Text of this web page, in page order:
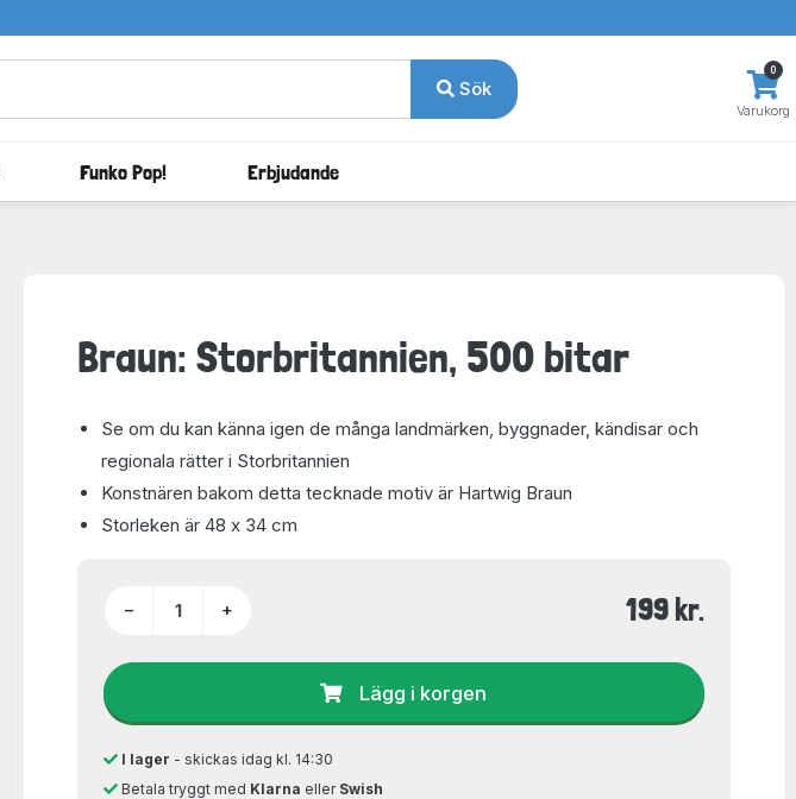
Sök
Varukorg
0
Funko Pop! Erbjudande
Braun: Storbritannien, 500 bitar
Se om du kan känna igen de många landmärken, byggnader, kändisar och
regionala rätter i Storbritannien
Konstnären bakom detta tecknade motiv är Hartwig Braun
Storleken är 48 x 34 cm
− + 199 kr.
Lägg i korgen
I lager - skickas idag kl. 14:30
Betala tryggt med Klarna eller Swish